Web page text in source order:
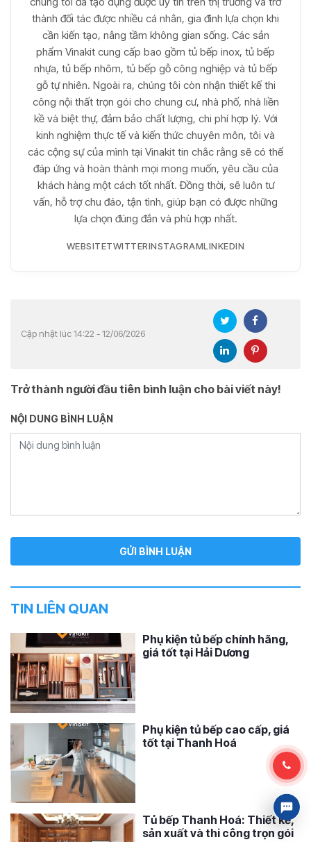
thành đối tác được nhiều cá nhân, gia đình lựa chọn khi
cần kiến tạo, nâng tầm không gian sống. Các sản
phẩm Vinakit cung cấp bao gồm tủ bếp inox, tủ bếp
nhựa, tủ bếp nhôm, tủ bếp gỗ công nghiệp và tủ bếp
gỗ tự nhiên. Ngoài ra, chúng tôi còn nhận thiết kế thi
công nội thất trọn gói cho chung cư, nhà phố, nhà liền
kề và biệt thự, đảm bảo chất lượng, chi phí hợp lý. Với
kinh nghiệm thực tế và kiến thức chuyên môn, tôi và
các cộng sự của mình tại Vinakit tin chắc rằng sẽ có thể
đáp ứng và hoàn thành mọi mong muốn, yêu cầu của
khách hàng một cách tốt nhất. Đồng thời, sẽ luôn tư
vấn, hỗ trợ chu đáo, tận tình, giúp bạn có được những
lựa chọn đúng đắn và phù hợp nhất.
WEBSITETWITTERINSTAGRAMLINKEDIN
Cập nhật lúc 14:22 - 12/06/2026
Trở thành người đầu tiên bình luận cho bài viết này!
NỘI DUNG BÌNH LUẬN
TIN LIÊN QUAN
Phụ kiện tủ bếp chính hãng,
giá tốt tại Hải Dương
Phụ kiện tủ bếp cao cấp, giá
tốt tại Thanh Hoá
Tủ bếp Thanh Hoá: Thiết kế,
sản xuất và thi công trọn gói